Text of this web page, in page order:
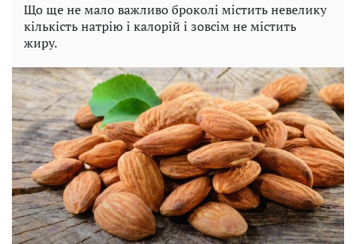
Що ще не мало важливо броколі містить невелику
кількість натрію і калорій і зовсім не містить
жиру.